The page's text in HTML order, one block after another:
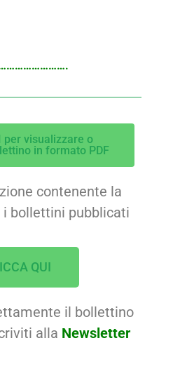
…………………….
per visualizzare o
in formato PDF
contenente la
bollettini pubblicati
QUI
il bollettino
alla Newsletter